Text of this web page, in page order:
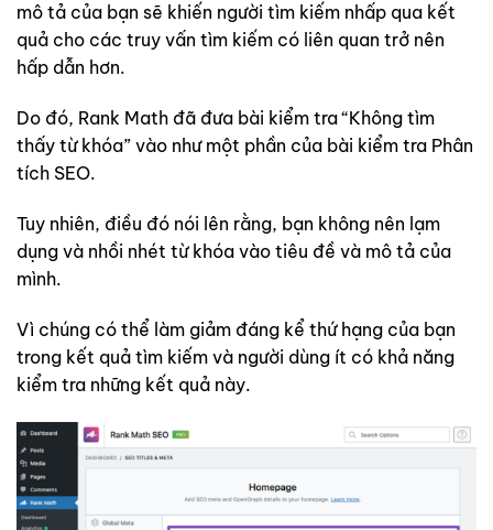
mô tả của bạn sẽ khiến người tìm kiếm nhấp qua kết
quả cho các truy vấn tìm kiếm có liên quan trở nên
hấp dẫn hơn.
Do đó, Rank Math đã đưa bài kiểm tra “Không tìm
thấy từ khóa” vào như một phần của bài kiểm tra Phân
tích SEO.
Tuy nhiên, điều đó nói lên rằng, bạn không nên lạm
dụng và nhồi nhét từ khóa vào tiêu đề và mô tả của
mình.
Vì chúng có thể làm giảm đáng kể thứ hạng của bạn
trong kết quả tìm kiếm và người dùng ít có khả năng
kiểm tra những kết quả này.